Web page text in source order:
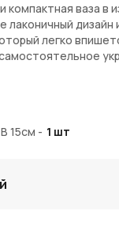
компактная ваза
лаконичный
легко
и изящество
15см - 1 шт